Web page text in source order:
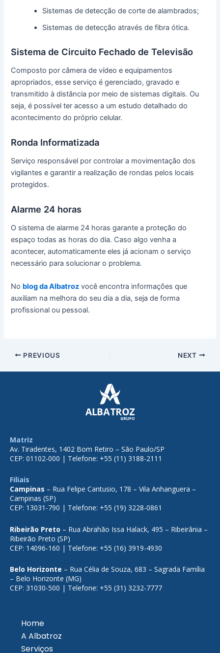
Sistemas de detecção de corte de alambrados;
Sistemas de detecção através de fibra ótica.
Sistema de Circuito Fechado de Televisão
Composto por câmera de vídeo e equipamentos
apropriados, esse serviço é gerenciado, gravado e
transmitido à distância por meio de sistemas digitais. Ou
seja, é possível ter acesso a um estudo detalhado do
acontecimento do próprio celular.
Ronda Informatizada
Serviço responsável por controlar a movimentação dos
vigilantes e garantir a realização de rondas pelos locais
protegidos.
Alarme 24 horas
O sistema de alarme 24 horas garante a proteção do
espaço todas as horas do dia. Caso algo venha a
acontecer, automaticamente eles já acionam o serviço
necessário para solucionar o problema.
No blog da Albatroz você encontra informações que
auxiliam na melhora do seu dia a dia, seja de forma
profissional ou pessoal.
PREVIOUS NEXT
Home
A Albatroz
Serviços
Matriz
Av. Tiradentes, 1402 Bom Retiro – São Paulo/SP
CEP: 01102-000 | Telefone: +55 (11) 3188-2111
Filiais
Campinas – Rua Felipe Cantusio, 178 – Vila Anhanguera –
Campinas (SP)
CEP: 13031-790 | Telefone: +55 (19) 3228-0861
Ribeirão Preto – Rua Abrahão Issa Halack, 495 – Ribeirânia –
Ribeirão Preto (SP)
CEP: 14096-160 | Telefone: +55 (16) 3919-4930
Belo Horizonte – Rua Célia de Souza, 683 – Sagrada Família
– Belo Horizonte (MG)
CEP: 31030-500 | Telefone: +55 (31) 3232-7777